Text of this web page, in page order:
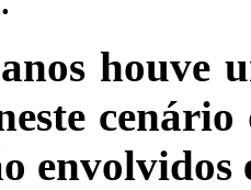
houve
cenário
envolvidos